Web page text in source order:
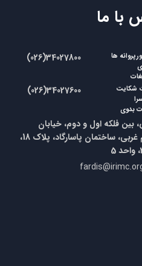
با ما
​​(026)34027800
​​(026)34027600
ها
شکایت
بدوی
بین فلکه اول و دوم، خیابان
یازدهم غربی، ساختمان پاسارگاد، پلاک 18،